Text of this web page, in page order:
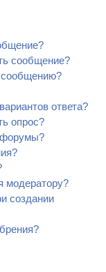
сообщение?
сообщению?
ответа?
опрос?
форумы?
модератору?
создании